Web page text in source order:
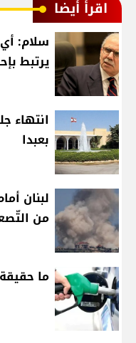
اقرأ أيضا
سلام:
يرتبط
انتهاء
بعبدا
لبنان
من
ما